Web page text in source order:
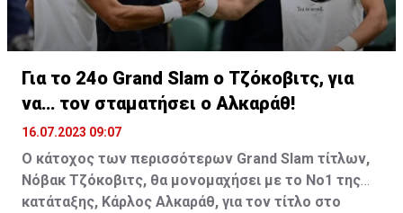
Για το 24ο Grand Slam ο Τζόκοβιτς, για
να… τον σταματήσει ο Αλκαράθ!
16.07.2023 09:07
Ο κάτοχος των περισσότερων Grand Slam τίτλων,
Νόβακ Τζόκοβιτς, θα μονομαχήσει με το Νο1 της
κατάταξης, Κάρλος Αλκαράθ, για τον τίτλο στο